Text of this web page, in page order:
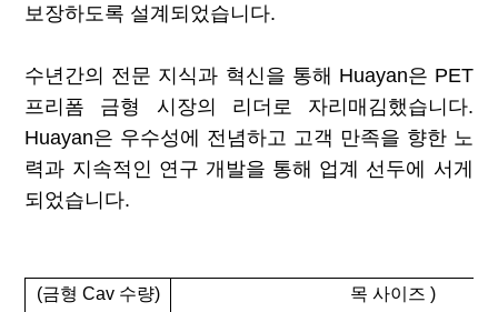
보장하도록 설계되었습니다.
수년간의 전문 지식과 혁신을 통해 Huayan은 PET
프리폼 금형 시장의 리더로 자리매김했습니다.
Huayan은 우수성에 전념하고 고객 만족을 향한 노
력과 지속적인 연구 개발을 통해 업계 선두에 서게
되었습니다.
(금형 Cav 수량) 목 사이즈 )